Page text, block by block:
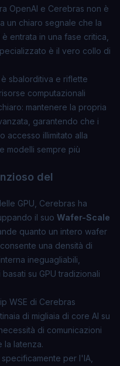
OpenAI e Cerebras non è
un chiaro segnale che la
entrata in una fase critica
è il vero collo di
sbalorditiva e riflette
computazionali
mantenere la propria
garantendo che i
accesso illimitato alla
modelli sempre più
del
GPU, Cerebras ha
il suo Wafer-Scale
quanto un intero wafer
una densità di
ineguagliabili,
su GPU tradizionali
WSE di Cerebras
di migliaia di core AI su
di comunicazioni
la latenza.
per l'IA,